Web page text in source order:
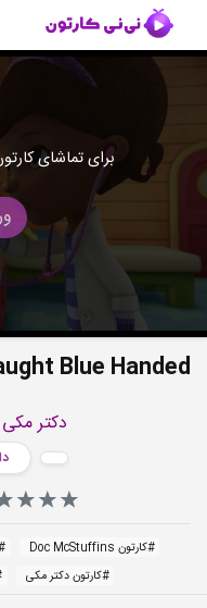
برای تماشای
دکتر مکی Doc McStuffins
#کارتون Doc McStuffins
#کارتون دکتر مکی